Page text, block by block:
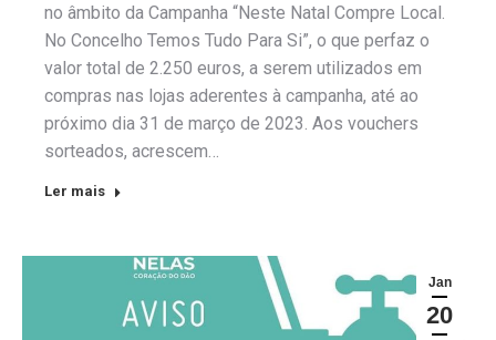
no âmbito da Campanha “Neste Natal Compre Local.
No Concelho Temos Tudo Para Si”, o que perfaz o
valor total de 2.250 euros, a serem utilizados em
compras nas lojas aderentes à campanha, até ao
próximo dia 31 de março de 2023. Aos vouchers
sorteados, acrescem…
Ler mais
Jan
20